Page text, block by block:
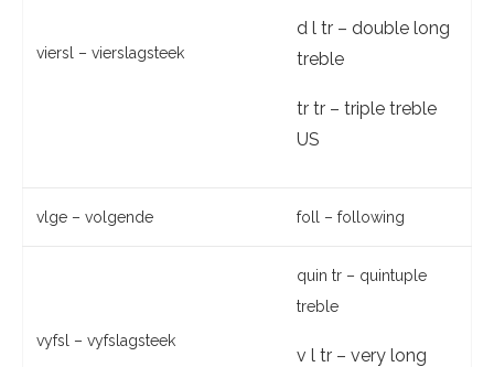
viersl – vierslagsteek
d l tr – double long
treble
tr tr – triple treble
US
vlge – volgende foll – following
vyfsl – vyfslagsteek
quin tr – quintuple
treble
v l tr – very long